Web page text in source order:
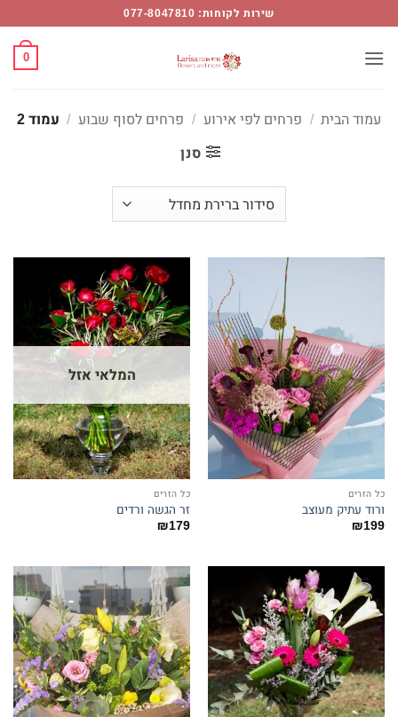
לסוף
content
שירות לקוחות: 077-8047810
0
עמוד הבית / פרחים לפי אירוע / פרחים לסוף שבוע / עמוד 2
סנן
כל הזרים
ורוד עתיק מעוצב
₪199
המלאי אזל
כל הזרים
זר הגשה ורדים
₪179